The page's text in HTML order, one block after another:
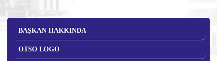
BAŞKAN HAKKINDA
OTSO LOGO